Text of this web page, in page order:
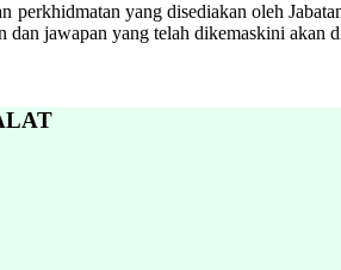
perkhidmatan yang disediakan oleh
dan jawapan yang telah dikemaskini